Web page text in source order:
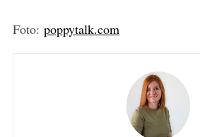
Foto: poppytalk.com